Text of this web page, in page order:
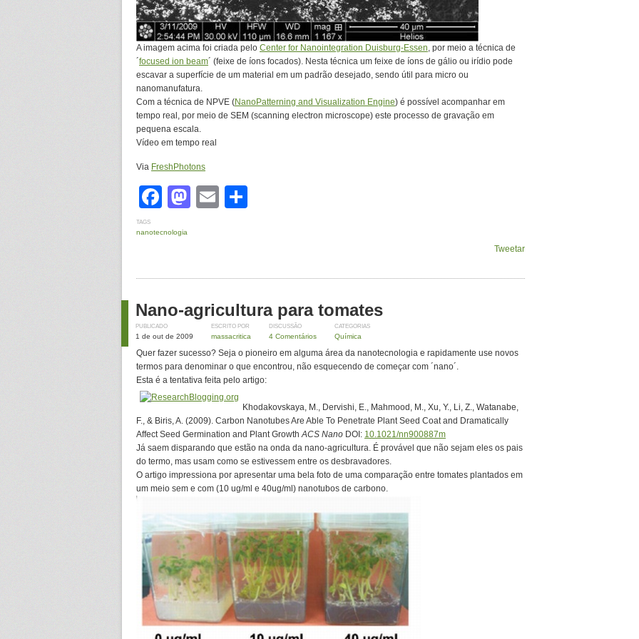
A imagem acima foi criada pelo Center for Nanointegration Duisburg-Essen, por meio a técnica de
´focused ion beam´ (feixe de íons focados). Nesta técnica um feixe de íons de gálio ou irídio pode
escavar a superfície de um material em um padrão desejado, sendo útil para micro ou
nanomanufatura.
Com a técnica de NPVE (NanoPatterning and Visualization Engine) é possível acompanhar em
tempo real, por meio de SEM (scanning electron microscope) este processo de gravação em
pequena escala.
Vídeo em tempo real
Via FreshPhotons
Facebook
Mastodon
Email
TAGS
nanotecnologia
Tweetar
Nano-agricultura para tomates
PUBLICADO
1 de out de 2009
ESCRITO POR
massacritica
DISCUSSÃO
4 Comentários
CATEGORIAS
Química
Quer fazer sucesso? Seja o pioneiro em alguma área da nanotecnologia e rapidamente use novos
termos para denominar o que encontrou, não esquecendo de começar com ´nano´.
Esta é a tentativa feita pelo artigo:
Khodakovskaya, M., Dervishi, E., Mahmood, M., Xu, Y., Li, Z., Watanabe,
F., & Biris, A. (2009). Carbon Nanotubes Are Able To Penetrate Plant Seed Coat and Dramatically
Affect Seed Germination and Plant GrowthACS Nano DOI: 10.1021/nn900887m
Já saem disparando que estão na onda da nano-agricultura. É provável que não sejam eles os pais
do termo, mas usam como se estivessem entre os desbravadores.
O artigo impressiona por apresentar uma bela foto de uma comparação entre tomates plantados em
um meio sem e com (10 ug/ml e 40ug/ml) nanotubos de carbono.